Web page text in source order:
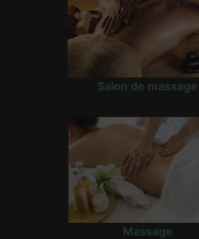
Salon de massage
Massage